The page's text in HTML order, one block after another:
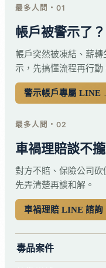
最多人問・01
帳戶被警示了？
帳戶突然被凍結、薪
示，先搞懂流程再行動
警示帳戶專屬 LINE
最多人問・02
車禍理賠談不攏
對方不賠、保險公司砍
先弄清楚再談和解。
車禍理賠 LINE 諮詢
毒品案件